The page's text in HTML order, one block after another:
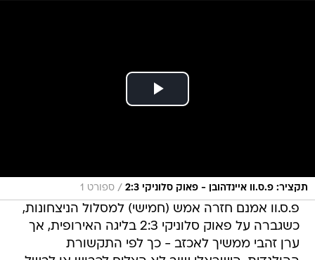
תקציר: פ.ס.וו איינדהובן - פאוק סלוניקי 2:3 / ספורט 1
פ.ס.וו אמנם חזרה אמש (חמישי) למסלול הניצחונות,
כשגברה על פאוק סלוניקי 2:3 בליגה האירופית, אך
ערן זהבי ממשיך לאכזב - כך לפי התקשורת